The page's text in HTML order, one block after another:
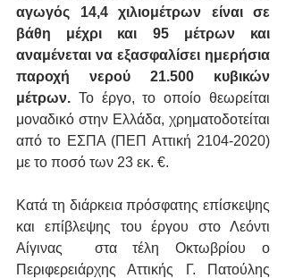
αγωγός 14,4 χιλιομέτρων είναι σε
βάθη μέχρι και 95 μέτρων και
αναμένεται να εξασφαλίσει ημερήσια
παροχή νερού 21.500 κυβικών
μέτρων. Το έργο, το οποίο θεωρείται
μοναδικό στην Ελλάδα, χρηματοδοτείται
από το ΕΣΠΑ (ΠΕΠ Αττική 2104-2020)
με το ποσό των 23 εκ. €.
Κατά τη διάρκεια πρόσφατης επίσκεψης
και επίβλεψης του έργου στο Λεόντι
Αίγινας  στα τέλη Οκτωβρίου ο
Περιφερειάρχης Αττικής Γ. Πατούλης